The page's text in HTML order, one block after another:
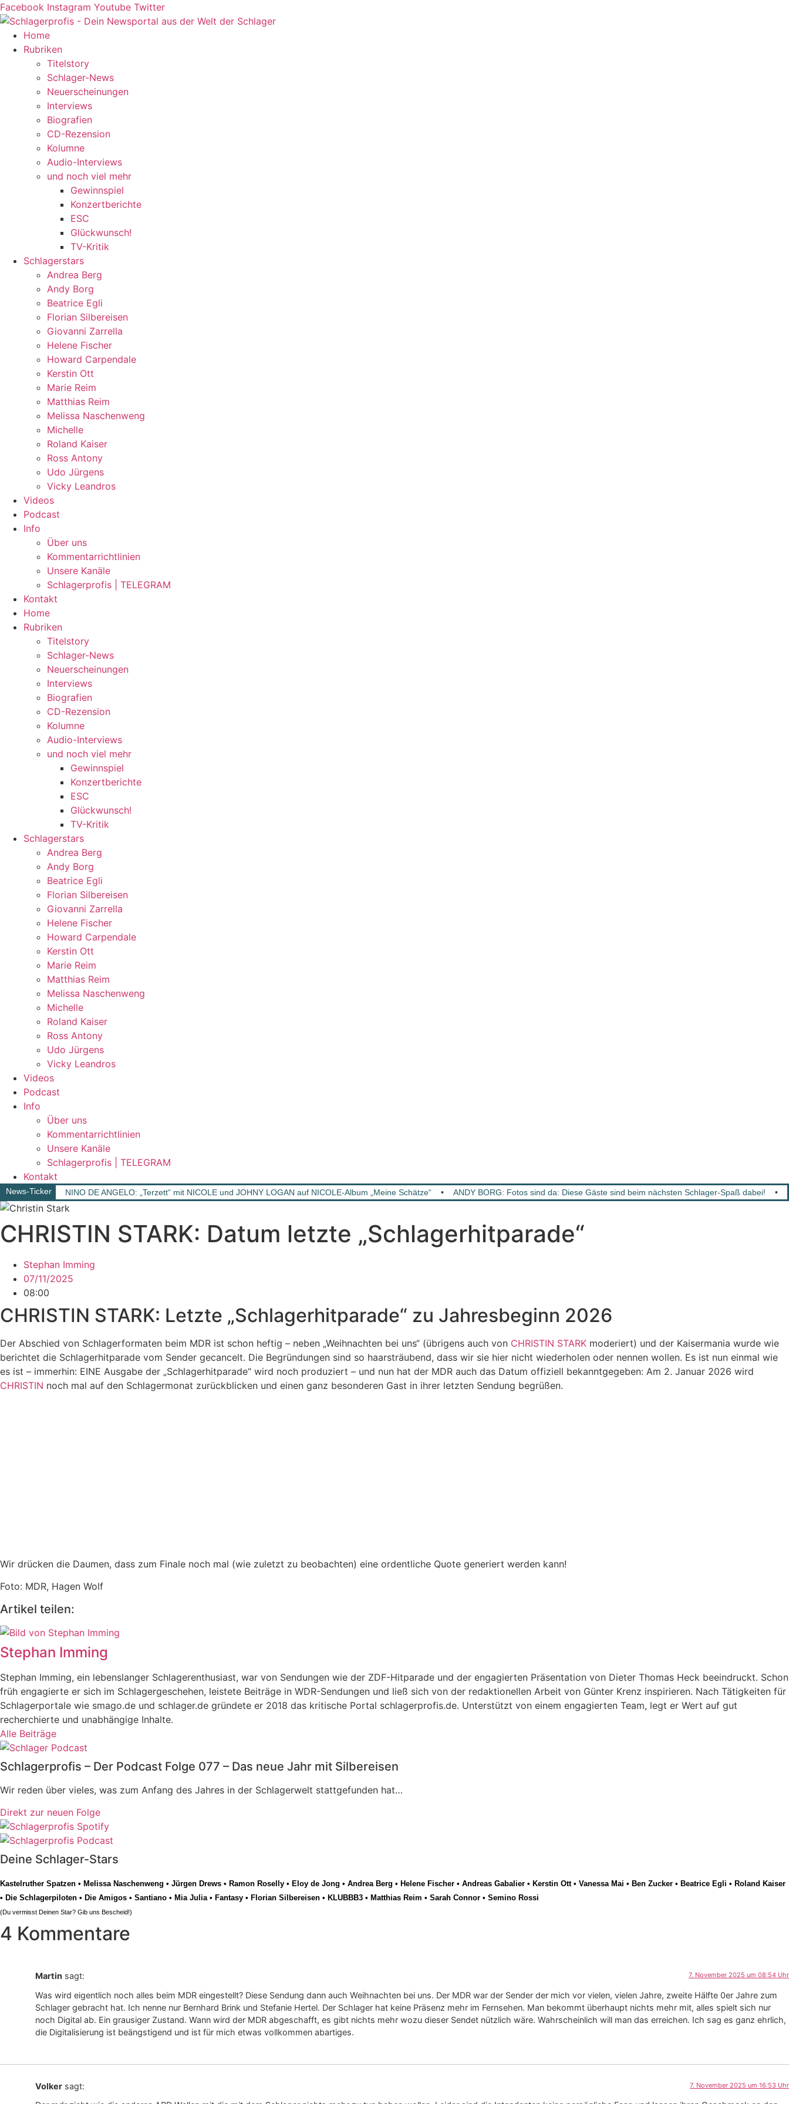
Zum
Inhalt
springen
Facebook Instagram Youtube Twitter
Home
Rubriken
Titelstory
Schlager-News
Neuerscheinungen
Interviews
Biografien
CD-Rezension
Kolumne
Audio-Interviews
und noch viel mehr
Gewinnspiel
Konzertberichte
ESC
Glückwunsch!
TV-Kritik
Schlagerstars
Andrea Berg
Andy Borg
Beatrice Egli
Florian Silbereisen
Giovanni Zarrella
Helene Fischer
Howard Carpendale
Kerstin Ott
Marie Reim
Matthias Reim
Melissa Naschenweng
Michelle
Roland Kaiser
Ross Antony
Udo Jürgens
Vicky Leandros
Videos
Podcast
Info
Über uns
Kommentarrichtlinien
Unsere Kanäle
Schlagerprofis | TELEGRAM
Kontakt
Home
Rubriken
Titelstory
Schlager-News
Neuerscheinungen
Interviews
Biografien
CD-Rezension
Kolumne
Audio-Interviews
und noch viel mehr
Gewinnspiel
Konzertberichte
ESC
Glückwunsch!
TV-Kritik
Schlagerstars
Andrea Berg
Andy Borg
Beatrice Egli
Florian Silbereisen
Giovanni Zarrella
Helene Fischer
Howard Carpendale
Kerstin Ott
Marie Reim
Matthias Reim
Melissa Naschenweng
Michelle
Roland Kaiser
Ross Antony
Udo Jürgens
Vicky Leandros
Videos
Podcast
Info
Über uns
Kommentarrichtlinien
Unsere Kanäle
Schlagerprofis | TELEGRAM
Kontakt
News-Ticker NINO DE ANGELO: „Terzett“ mit NICOLE und JOHNY LOGAN auf NICOLE-Album „Meine Schätze“ • ANDY BORG: Fotos sind da: Diese Gäste sind beim nächsten Schlager-Spaß dabei! •
CHRISTIN STARK: Datum letzte „Schlagerhitparade“
Stephan Imming
07/11/2025
08:00
CHRISTIN STARK: Letzte „Schlagerhitparade“ zu Jahresbeginn 2026
Der Abschied von Schlagerformaten beim MDR ist schon heftig – neben „Weihnachten bei uns“ (übrigens auch von CHRISTIN STARK moderiert) und der Kaisermania wurde wie
berichtet die Schlagerhitparade vom Sender gecancelt. Die Begründungen sind so haarsträubend, dass wir sie hier nicht wiederholen oder nennen wollen. Es ist nun einmal wie
es ist – immerhin: EINE Ausgabe der „Schlagerhitparade“ wird noch produziert – und nun hat der MDR auch das Datum offiziell bekanntgegeben: Am 2. Januar 2026 wird
CHRISTIN noch mal auf den Schlagermonat zurückblicken und einen ganz besonderen Gast in ihrer letzten Sendung begrüßen.
Wir drücken die Daumen, dass zum Finale noch mal (wie zuletzt zu beobachten) eine ordentliche Quote generiert werden kann!
Foto: MDR, Hagen Wolf
Artikel teilen:
Stephan Imming
Stephan Imming, ein lebenslanger Schlagerenthusiast, war von Sendungen wie der ZDF-Hitparade und der engagierten Präsentation von Dieter Thomas Heck beeindruckt. Schon
früh engagierte er sich im Schlagergeschehen, leistete Beiträge in WDR-Sendungen und ließ sich von der redaktionellen Arbeit von Günter Krenz inspirieren. Nach Tätigkeiten für
Schlagerportale wie smago.de und schlager.de gründete er 2018 das kritische Portal schlagerprofis.de. Unterstützt von einem engagierten Team, legt er Wert auf gut
recherchierte und unabhängige Inhalte.
Alle Beiträge
Schlagerprofis – Der Podcast Folge 077 – Das neue Jahr mit Silbereisen
Wir reden über vieles, was zum Anfang des Jahres in der Schlagerwelt stattgefunden hat…
Direkt zur neuen Folge
Deine Schlager-Stars
Kastelruther Spatzen • Melissa Naschenweng • Jürgen Drews • Ramon Roselly • Eloy de Jong • Andrea Berg • Helene Fischer • Andreas Gabalier • Kerstin Ott• Vanessa Mai • Ben Zucker • Beatrice Egli • Roland Kaiser
• Die Schlagerpiloten • Die Amigos • Santiano • Mia Julia• Fantasy • Florian Silbereisen • KLUBBB3 • Matthias Reim • Sarah Connor • Semino Rossi
(Du vermisst Deinen Star? Gib uns Bescheid!)
4 Kommentare
Martin sagt: 7. November 2025 um 08:54 Uhr
Was wird eigentlich noch alles beim MDR eingestellt? Diese Sendung dann auch Weihnachten bei uns. Der MDR war der Sender der mich vor vielen, vielen Jahre, zweite Hälfte 0er Jahre zum
Schlager gebracht hat. Ich nenne nur Bernhard Brink und Stefanie Hertel. Der Schlager hat keine Präsenz mehr im Fernsehen. Man bekommt überhaupt nichts mehr mit, alles spielt sich nur
noch Digital ab. Ein grausiger Zustand. Wann wird der MDR abgeschafft, es gibt nichts mehr wozu dieser Sendet nützlich wäre. Wahrscheinlich will man das erreichen. Ich sag es ganz ehrlich,
die Digitalisierung ist beängstigend und ist für mich etwas vollkommen abartiges.
Volker sagt: 7. November 2025 um 16:53 Uhr